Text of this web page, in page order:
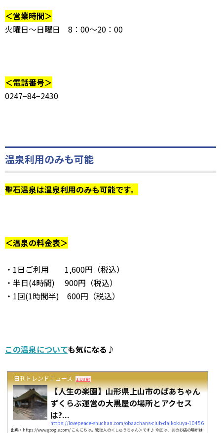
＜営業時間＞
火曜日〜日曜日 8：00〜20：00
＜電話番号＞
0247−84−2430
温泉利用のみも可能
聖石温泉は温泉利用のみも可能です。
＜温泉の料金表＞
・1日ご利用 1,600円（税込）
・半日(4時間) 900円（税込）
・1回(1時間半) 600円（税込）
この温泉についても気になる♪
日刊トレンドニュース 1 User
【人生の楽園】山形県上山市のばあちゃん
ずくらぶ運営の大黒屋の場所とアクセス
は?...
https://lovepeace-shuchan.com/obaachans-club-daikokuya-10456
出典：https://www.google.com/ こんにちは。管理人の＜しゅうちゃん＞です♪ 今回は、あのお店の場所は